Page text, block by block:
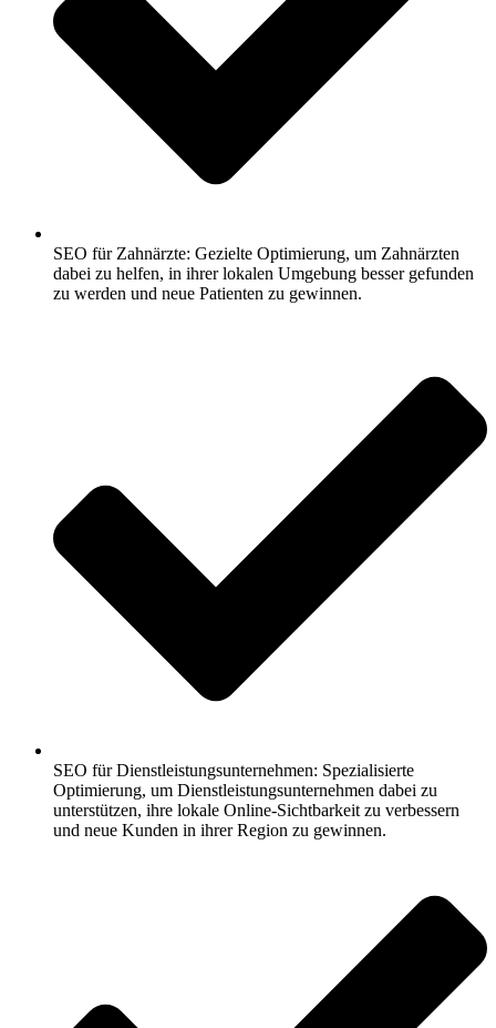
SEO für Zahnärzte: Gezielte Optimierung, um Zahnärzten
dabei zu helfen, in ihrer lokalen Umgebung besser gefunden
zu werden und neue Patienten zu gewinnen.
SEO für Dienstleistungsunternehmen: Spezialisierte
Optimierung, um Dienstleistungsunternehmen dabei zu
unterstützen, ihre lokale Online-Sichtbarkeit zu verbessern
und neue Kunden in ihrer Region zu gewinnen.